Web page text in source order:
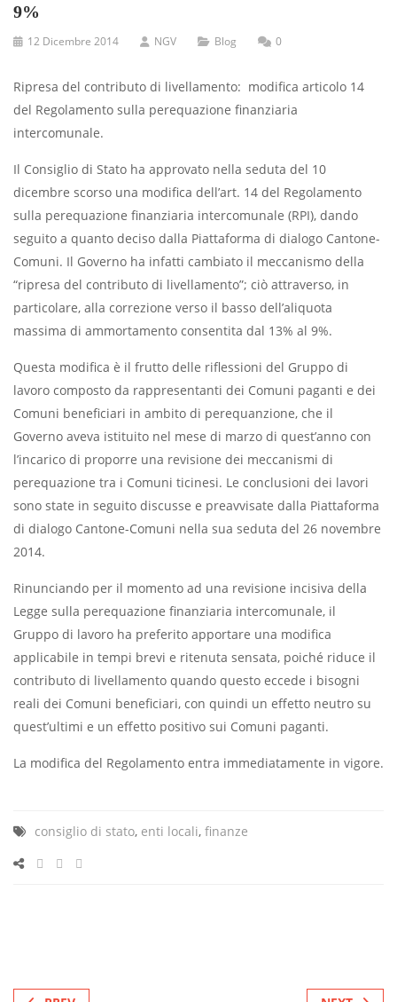
9%
12 Dicembre 2014 NGV Blog 0
Ripresa del contributo di livellamento: modifica articolo 14
del Regolamento sulla perequazione finanziaria
intercomunale.
Il Consiglio di Stato ha approvato nella seduta del 10
dicembre scorso una modifica dell’art. 14 del Regolamento
sulla perequazione finanziaria intercomunale (RPI), dando
seguito a quanto deciso dalla Piattaforma di dialogo Cantone-
Comuni. Il Governo ha infatti cambiato il meccanismo della
“ripresa del contributo di livellamento”; ciò attraverso, in
particolare, alla correzione verso il basso dell’aliquota
massima di ammortamento consentita dal 13% al 9%.
Questa modifica è il frutto delle riflessioni del Gruppo di
lavoro composto da rappresentanti dei Comuni paganti e dei
Comuni beneficiari in ambito di perequanzione, che il
Governo aveva istituito nel mese di marzo di quest’anno con
l’incarico di proporre una revisione dei meccanismi di
perequazione tra i Comuni ticinesi. Le conclusioni dei lavori
sono state in seguito discusse e preavvisate dalla Piattaforma
di dialogo Cantone-Comuni nella sua seduta del 26 novembre
2014.
Rinunciando per il momento ad una revisione incisiva della
Legge sulla perequazione finanziaria intercomunale, il
Gruppo di lavoro ha preferito apportare una modifica
applicabile in tempi brevi e ritenuta sensata, poiché riduce il
contributo di livellamento quando questo eccede i bisogni
reali dei Comuni beneficiari, con quindi un effetto neutro su
quest’ultimi e un effetto positivo sui Comuni paganti.
La modifica del Regolamento entra immediatamente in vigore.
consiglio di stato, enti locali, finanze